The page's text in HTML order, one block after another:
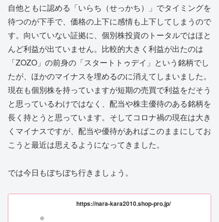
自他ともに認める「いらち（せっかち）」でタイミングを
待つのが下手で、価格の上下に感情も上下してしまうので
す。向いていない証拠に、個別株投資のトータルではほと
んど利益が出ていません。比較的大きく利益が出たのは
「ZOZO」の前身の「スタートトゥデイ」という銘柄でし
たが、ほかのマイナスを埋めるのに消えてしまいました。
現在も個別株を持っていますが短期の売買で利益をだそう
と思っているわけではなく、配当や株主優待のある銘柄を
長く持とうと思っています。そしてコロナ禍の現在は大き
くマイナスですが、配当や優待があればこのままにしてお
こうと最近は思えるようになってきました。
では今日もぼちぼち行きましょう。
https://nara-kara2010.shop-pro.jp/